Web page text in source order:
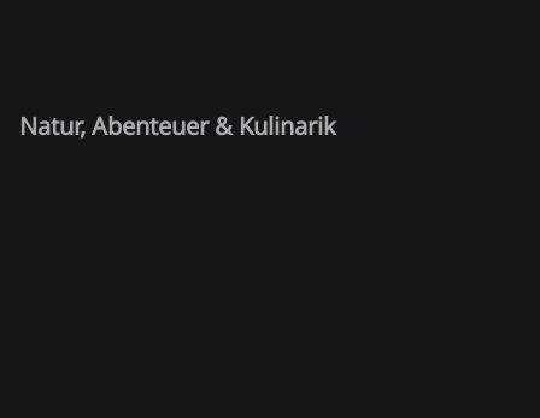
Natur, Abenteuer & Kulinarik